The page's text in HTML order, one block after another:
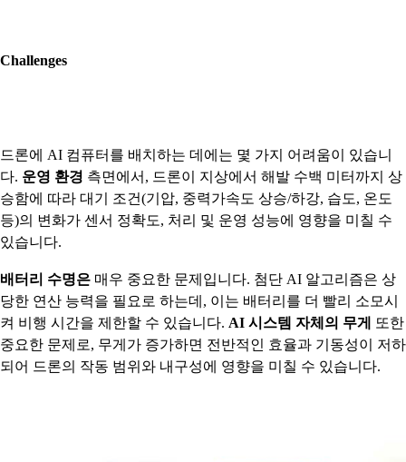
Challenges
드론에 AI 컴퓨터를 배치하는 데에는 몇 가지 어려움이 있습니
다. 운영 환경 측면에서, 드론이 지상에서 해발 수백 미터까지 상
승함에 따라 대기 조건(기압, 중력가속도 상승/하강, 습도, 온도
등)의 변화가 센서 정확도, 처리 및 운영 성능에 영향을 미칠 수
있습니다.
배터리 수명은 매우 중요한 문제입니다. 첨단 AI 알고리즘은 상
당한 연산 능력을 필요로 하는데, 이는 배터리를 더 빨리 소모시
켜 비행 시간을 제한할 수 있습니다. AI 시스템 자체의 무게
또한
중요한 문제로, 무게가 증가하면 전반적인 효율과 기동성이 저하
되어 드론의 작동 범위와 내구성에 영향을 미칠 수 있습니다.